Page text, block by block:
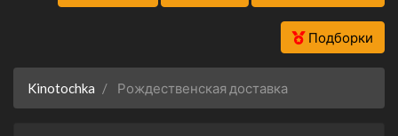
Подборки
Kinotochka Рождественская доставка